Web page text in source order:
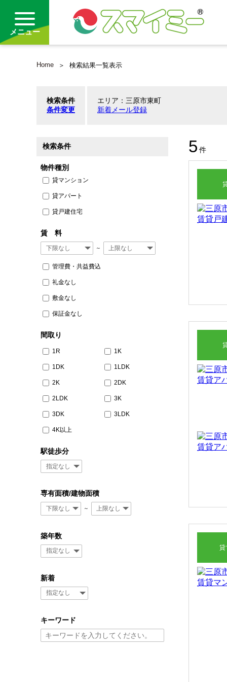
メニュー
Home 検索結果一覧表示
検索条件
条件変更
エリア：三原市東町
新着メール登録
検索条件
物件種別
貸マンション
貸アパート
貸戸建住宅
賃 料
～
管理費・共益費込
礼金なし
敷金なし
保証金なし
間取り
1R 1K
1DK 1LDK
2K 2DK
2LDK 3K
3DK 3LDK
4K以上
駅徒歩分
専有面積/建物面積
～
築年数
新着
キーワード
5 件
貸